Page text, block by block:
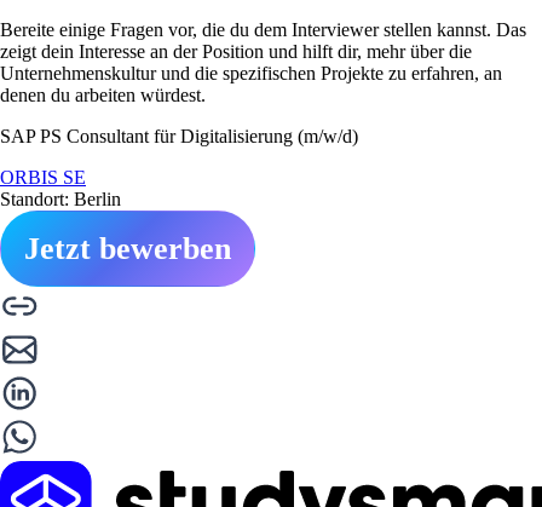
Bereite einige Fragen vor, die du dem Interviewer stellen kannst. Das
zeigt dein Interesse an der Position und hilft dir, mehr über die
Unternehmenskultur und die spezifischen Projekte zu erfahren, an
denen du arbeiten würdest.
SAP PS Consultant für Digitalisierung (m/w/d)
ORBIS SE
Standort: Berlin
Jetzt bewerben